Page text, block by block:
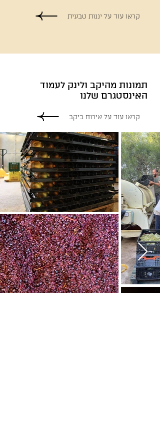
קראו עוד על יננות טבעית
תמונות מהיקב ולינק לעמוד
האינסטגרם שלנו
קראו עוד על אירוח ביקב